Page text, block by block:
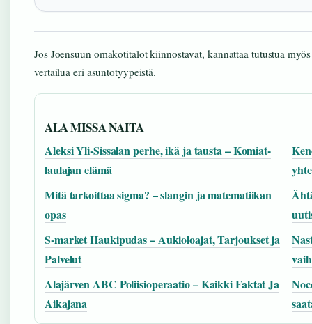
Jos Joensuun omakotitalot kiinnostavat, kannattaa tutustua
vertailua eri asuntotyypeistä.
ALA MISSA NAITA
Aleksi Yli-Sissalan perhe, ikä ja tausta – Komiat-
laulajan elämä
Mitä tarkoittaa sigma? – slangin ja matematiikan
opas
S-market Haukipudas – Aukioloajat, Tarjoukset ja
Palvelut
Alajärven ABC Poliisioperaatio – Kaikki Faktat Ja
Aikajana